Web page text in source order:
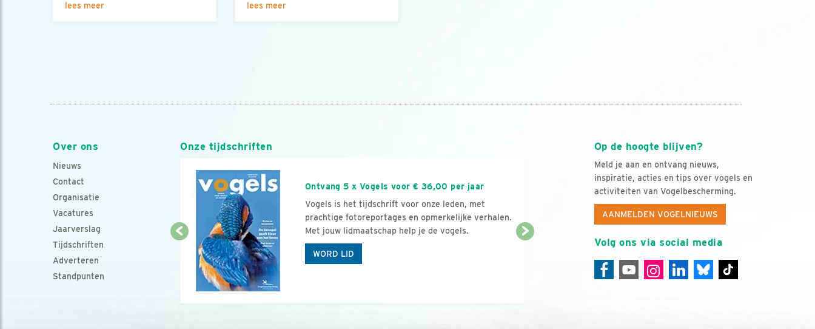
lees meer lees meer
Over ons
Nieuws
Contact
Organisatie
Vacatures
Jaarverslag
Tijdschriften
Adverteren
Standpunten
Op de hoogte blijven?
Meld je aan en ontvang nieuws,
inspiratie, acties en tips over vogels en
activiteiten van Vogelbescherming.
AANMELDEN VOGELNIEUWS
Volg ons via social media
Onze tijdschriften
Ontvang 5 x Vogels voor € 36,00 per jaar
Vogels is het tijdschrift voor onze leden, met
prachtige fotoreportages en opmerkelijke verhalen.
Met jouw lidmaatschap help je de vogels.
WORD LID